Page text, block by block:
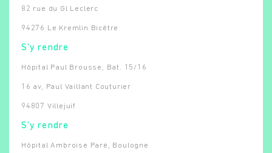
82 rue du Gl Leclerc
94276 Le Kremlin Bicêtre
S'y rendre
Hôpital Paul Brousse, Bat. 15/16
16 av, Paul Vaillant Couturier
94807 Villejuif
S'y rendre
Hôpital Ambroise Paré, Boulogne